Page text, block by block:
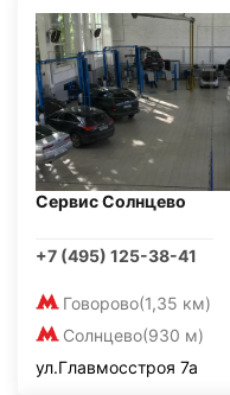
Сервис Солнцево
+7 (495) 125-38-41
Говорово(1,35 км)
Солнцево(930 м)
ул.Главмосстроя 7а